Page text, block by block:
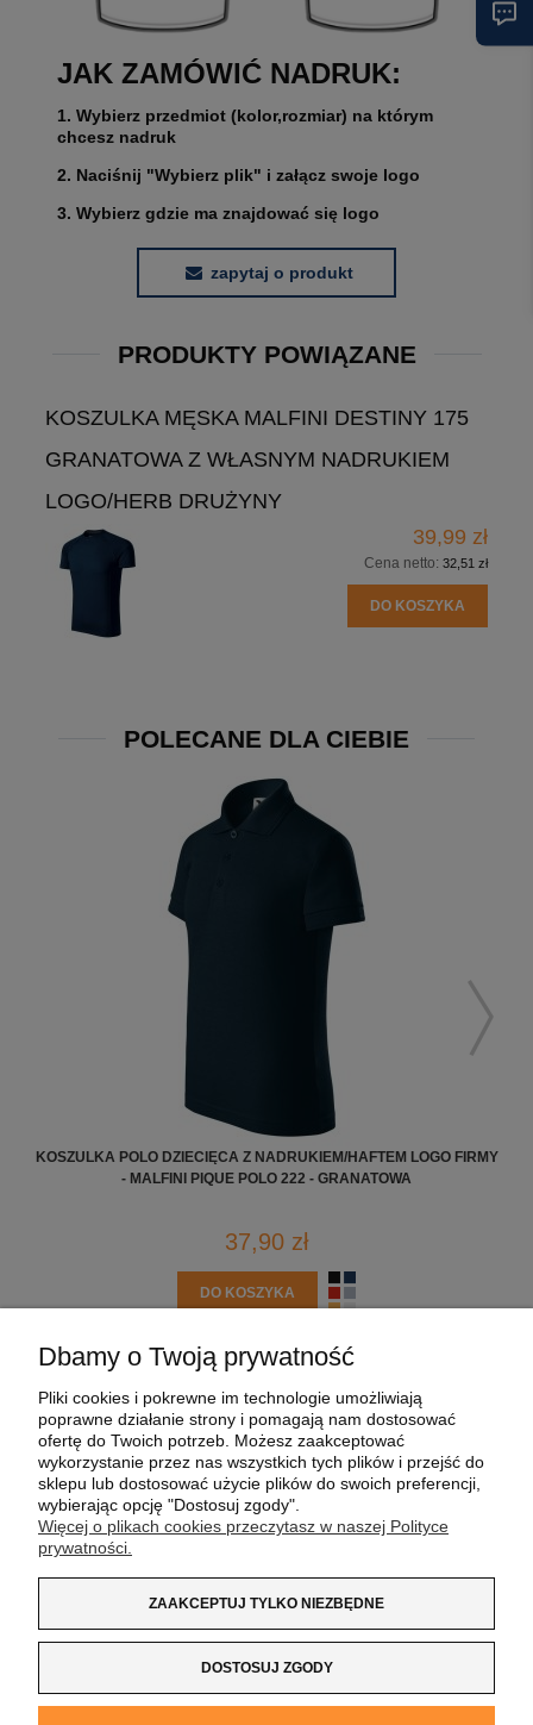
JAK ZAMÓWIĆ NADRUK:
1. Wybierz przedmiot (kolor,rozmiar) na którym
chcesz nadruk
2. Naciśnij "Wybierz plik" i załącz swoje logo
3. Wybierz gdzie ma znajdować się logo
zapytaj o produkt
PRODUKTY POWIĄZANE
KOSZULKA MĘSKA MALFINI DESTINY 175
GRANATOWA Z WŁASNYM NADRUKIEM
LOGO/HERB DRUŻYNY
39,99 zł
Cena netto: 32,51 zł
DO KOSZYKA
POLECANE DLA CIEBIE
KOSZULKA POLO DZIECIĘCA Z NADRUKIEM/HAFTEM LOGO FIRMY
- MALFINI PIQUE POLO 222 - GRANATOWA
37,90 zł
DO KOSZYKA
MOJE KONTO
PŁATNOŚCI I DOSTAWA
O NAS
Dbamy o Twoją prywatność
Pliki cookies i pokrewne im technologie umożliwiają
poprawne działanie strony i pomagają nam dostosować
ofertę do Twoich potrzeb. Możesz zaakceptować
wykorzystanie przez nas wszystkich tych plików i przejść do
sklepu lub dostosować użycie plików do swoich preferencji,
wybierając opcję "Dostosuj zgody".
Więcej o plikach cookies przeczytasz w naszej Polityce
prywatności.
ZAAKCEPTUJ TYLKO NIEZBĘDNE
DOSTOSUJ ZGODY